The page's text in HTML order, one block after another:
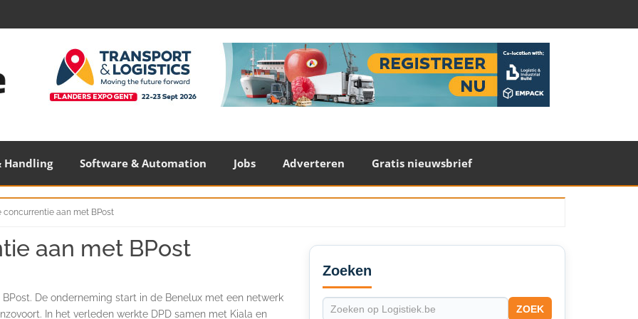
Handling Software & Automation Jobs Adverteren Gratis nieuwsbrief
concurrentie aan met BPost
aan met BPost
De onderneming start in de Benelux met een netwerk
In het verleden werkte DPD samen met Kiala en
Secondary
Sidebar
Zoeken
ZOEK